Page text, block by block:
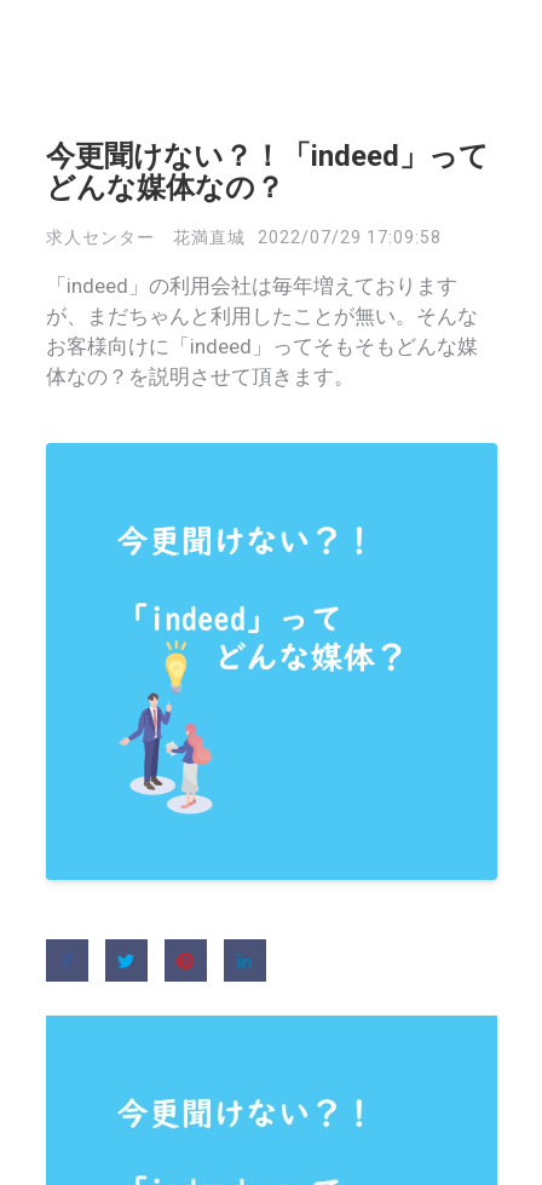
今更聞けない？！「indeed」って
どんな媒体なの？
求人センター 花満直城 2022/07/29 17:09:58
「indeed」の利用会社は毎年増えております
が、まだちゃんと利用したことが無い。そんな
お客様向けに「indeed」ってそもそもどんな媒
体なの？を説明させて頂きます。